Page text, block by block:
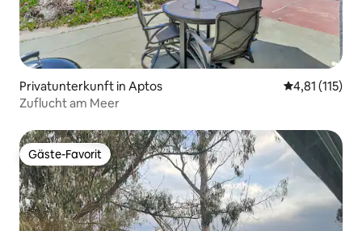
Privatunterkunft in Aptos
4,81 (115)
Zuflucht am Meer
Gäste-Favorit
Gäste-Favorit